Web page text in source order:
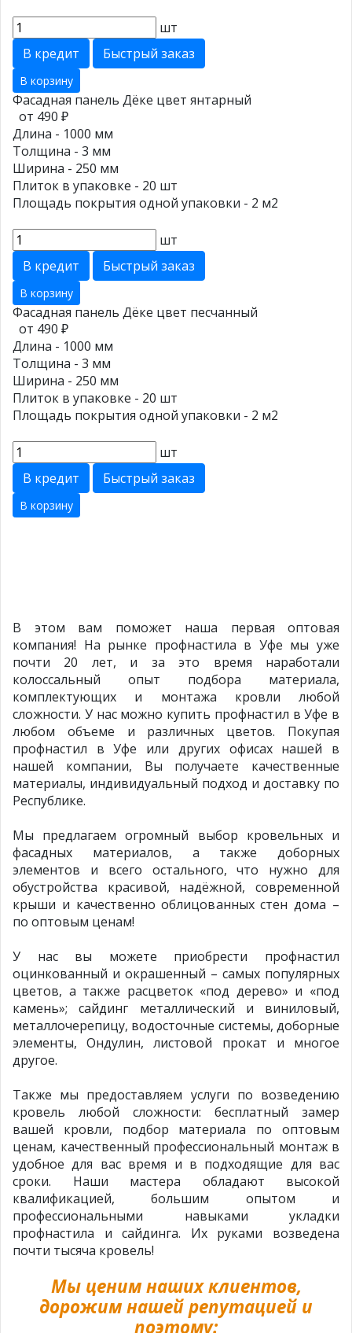
шт
В кредит
Быстрый заказ
В корзину
Фасадная панель Дёке цвет янтарный
от 490 ₽
Длина - 1000 мм
Толщина - 3 мм
Ширина - 250 мм
Плиток в упаковке - 20 шт
Площадь покрытия одной упаковки - 2 м2
шт
В кредит
Быстрый заказ
В корзину
Фасадная панель Дёке цвет песчанный
от 490 ₽
Длина - 1000 мм
Толщина - 3 мм
Ширина - 250 мм
Плиток в упаковке - 20 шт
Площадь покрытия одной упаковки - 2 м2
шт
В кредит
Быстрый заказ
В корзину
В этом вам поможет наша первая оптовая
компания! На рынке профнастила в Уфе мы уже
почти 20 лет, и за это время наработали
колоссальный опыт подбора материала,
комплектующих и монтажа кровли любой
сложности. У нас можно купить профнастил в Уфе в
любом объеме и различных цветов. Покупая
профнастил в Уфе или других офисах нашей в
нашей компании, Вы получаете качественные
материалы, индивидуальный подход и доставку по
Республике.
Мы предлагаем огромный выбор кровельных и
фасадных материалов, а также доборных
элементов и всего остального, что нужно для
обустройства красивой, надёжной, современной
крыши и качественно облицованных стен дома –
по оптовым ценам!
У нас вы можете приобрести профнастил
оцинкованный и окрашенный – самых популярных
цветов, а также расцветок «под дерево» и «под
камень»; сайдинг металлический и виниловый,
металлочерепицу, водосточные системы, доборные
элементы, Ондулин, листовой прокат и многое
другое.
Также мы предоставляем услуги по возведению
кровель любой сложности: бесплатный замер
вашей кровли, подбор материала по оптовым
ценам, качественный профессиональный монтаж в
удобное для вас время и в подходящие для вас
сроки. Наши мастера обладают высокой
квалификацией, большим опытом и
профессиональными навыками укладки
профнастила и сайдинга. Их руками возведена
почти тысяча кровель!
Мы ценим наших клиентов,
дорожим нашей репутацией и
поэтому: